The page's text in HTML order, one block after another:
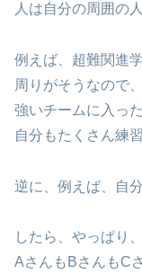
人は自分の周囲の
例えば、超難関進
周りがそうなので
強いチームに入っ
自分もたくさん練
逆に、例えば、自
したら、やっぱり
AさんもBさんもC